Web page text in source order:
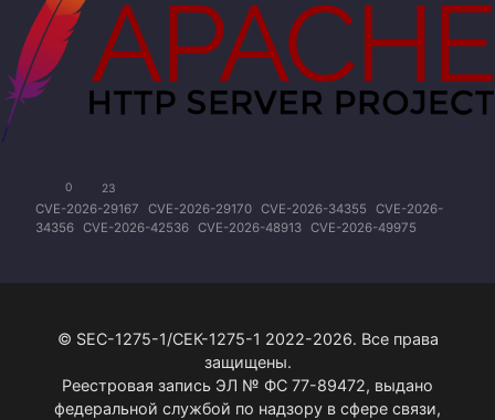
0 23
CVE-2026-29167 CVE-2026-29170 CVE-2026-34355
CVE-2026-
34356 CVE-2026-42536 CVE-2026-48913 CVE-2026-49975
© SEC-1275-1/СЕК-1275-1 2022-2026. Все права
защищены.
Реестровая запись ЭЛ № ФС 77-89472, выдано
федеральной службой по надзору в сфере связи,